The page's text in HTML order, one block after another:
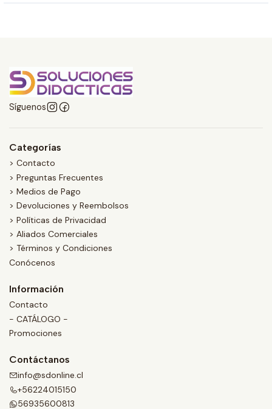
Síguenos
Categorías
> Contacto
> Preguntas Frecuentes
> Medios de Pago
> Devoluciones y Reembolsos
> Políticas de Privacidad
> Aliados Comerciales
> Términos y Condiciones
Conócenos
Información
Contacto
- CATÁLOGO -
Promociones
Contáctanos
info@sdonline.cl
+56224015150
56935600813